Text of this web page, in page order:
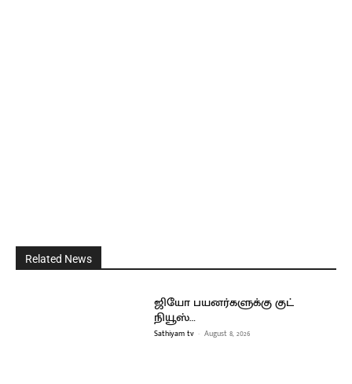
Related News
ஜியோ பயனர்களுக்கு குட்
நியூஸ்…
Sathiyam tv - August 8, 2026